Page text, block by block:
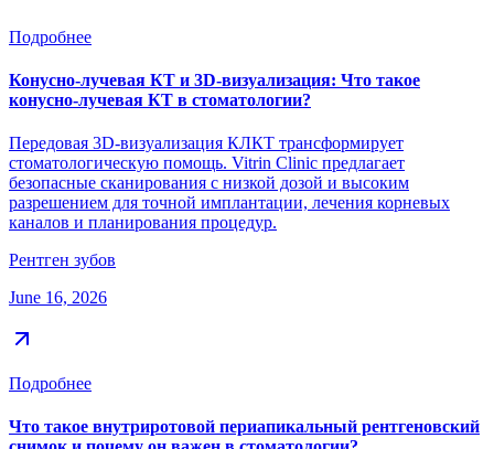
Подробнее
Конусно-лучевая КТ и 3D-визуализация: Что такое
конусно-лучевая КТ в стоматологии?
Передовая 3D-визуализация КЛКТ трансформирует
стоматологическую помощь. Vitrin Clinic предлагает
безопасные сканирования с низкой дозой и высоким
разрешением для точной имплантации, лечения корневых
каналов и планирования процедур.
Рентген зубов
June 16, 2026
Подробнее
Что такое внутриротовой периапикальный рентгеновский